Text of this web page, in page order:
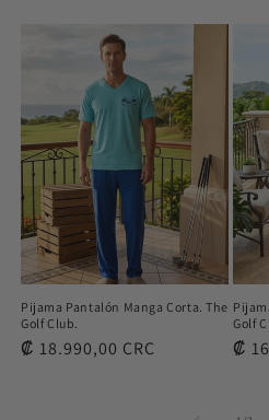
Pijama Pantalón Manga Corta. The
Golf Club.
Precio
₡ 18.990,00 CRC
Golf
₡